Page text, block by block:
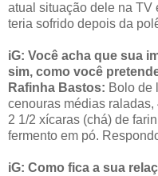
atual situação dele na TV
teria sofrido depois da
iG: Você acha que sua
sim, como você
Rafinha Bastos: Bolo de
cenouras médias raladas,
2 1/2 xícaras (chá) de
fermento em pó.
iG: Como fica a sua